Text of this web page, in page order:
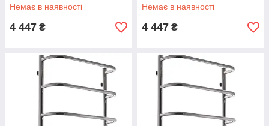
Немає в наявності
4 447 ₴
Немає в наявності
4 447 ₴